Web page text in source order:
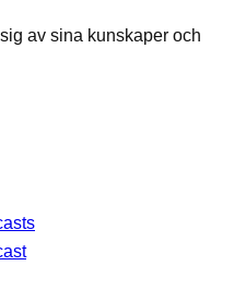
av sina kunskaper och